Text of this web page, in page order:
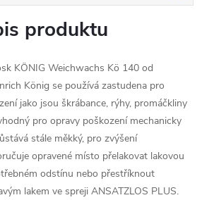
produktu
KÖNIG Weichwachs Kö 140 od
König se používá zastudena pro
jako jsou škrábance, rýhy, promáčkliny
pro opravy poškození mechanicky
stále měkký, pro zvýšení
opravené místo přelakovat lakovou
odstínu nebo přestříknout
lakem ve spreji ANSATZLOS PLUS.